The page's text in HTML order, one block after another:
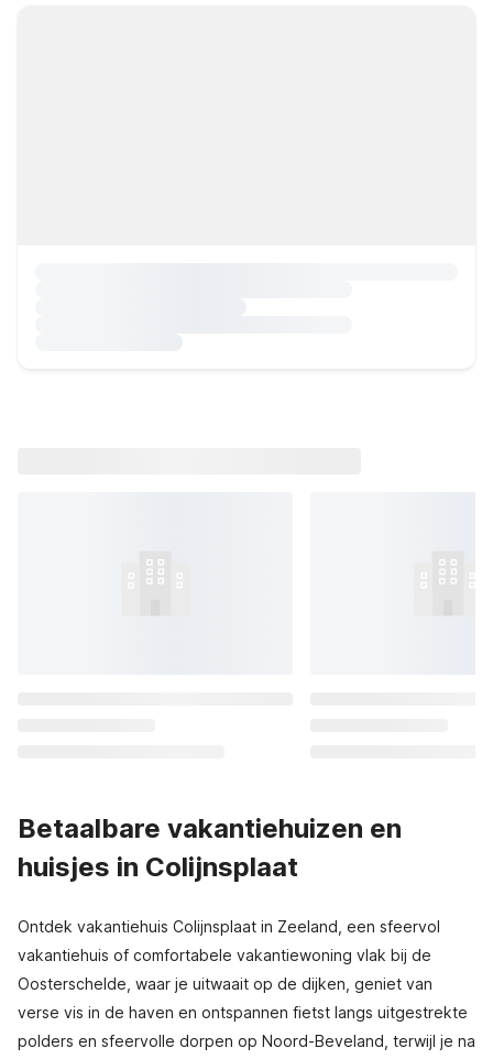
Betaalbare vakantiehuizen en
huisjes in Colijnsplaat
Ontdek vakantiehuis Colijnsplaat in Zeeland, een sfeervol
vakantiehuis of comfortabele vakantiewoning vlak bij de
Oosterschelde, waar je uitwaait op de dijken, geniet van
verse vis in de haven en ontspannen fietst langs uitgestrekte
polders en sfeervolle dorpen op Noord-Beveland, terwijl je na